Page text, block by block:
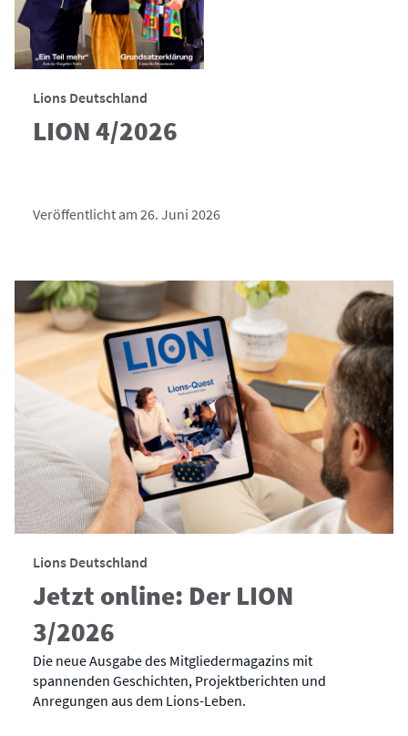
Lions Deutschland
LION 4/2026
Veröffentlicht am 26. Juni 2026
Lions Deutschland
Jetzt online: Der LION
3/2026
Die neue Ausgabe des Mitgliedermagazins mit
spannenden Geschichten, Projektberichten und
Anregungen aus dem Lions-Leben.